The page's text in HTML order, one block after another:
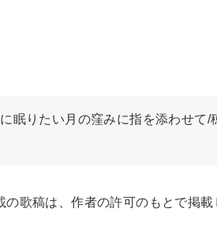
眠りたい月の窪みに指を添わせて/
の歌稿は、作者の許可のもとで掲載